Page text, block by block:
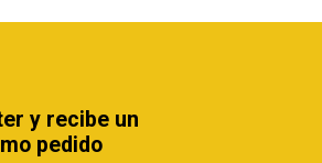
y recibe un
pedido